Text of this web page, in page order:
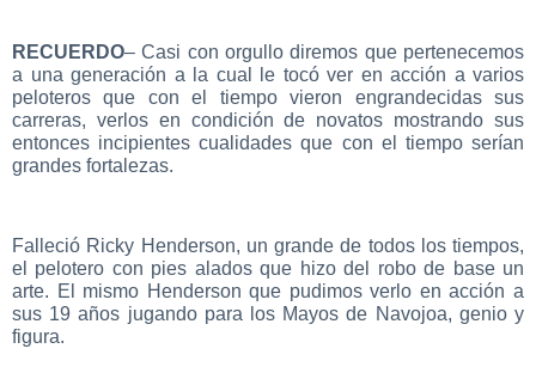
RECUERDO– Casi con orgullo diremos que pertenecemos
a una generación a la cual le tocó ver en acción a varios
peloteros que con el tiempo vieron engrandecidas sus
carreras, verlos en condición de novatos mostrando sus
entonces incipientes cualidades que con el tiempo serían
grandes fortalezas.
Falleció Ricky Henderson, un grande de todos los tiempos,
el pelotero con pies alados que hizo del robo de base un
arte. El mismo Henderson que pudimos verlo en acción a
sus 19 años jugando para los Mayos de Navojoa, genio y
figura.